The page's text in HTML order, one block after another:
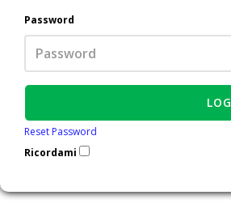
Password
Reset Password
Ricordami